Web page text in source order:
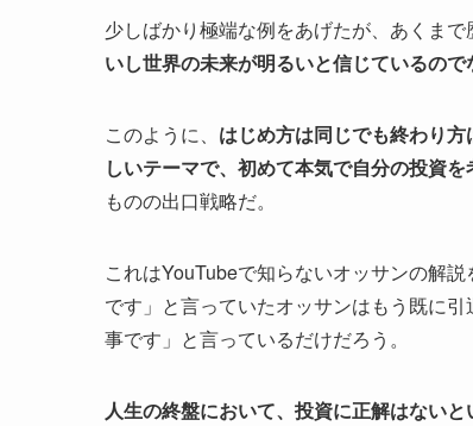
少しばかり極端な例をあげたが、あくま
いし世界の未来が明るいと信じているの
このように、 はじめ方は同じでも終わり
しいテーマで、初めて本気で自分の投資
ものの出口戦略だ。
これはYouTubeで知らないオッサンの解
です」と言っていたオッサンはもう既に
事です」と言っているだけだろう。
人生の終盤において、投資に正解はない